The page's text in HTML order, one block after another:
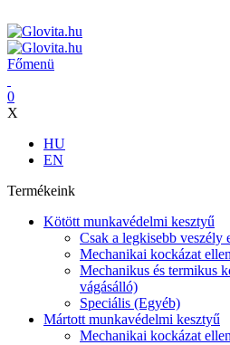
Főmenü
0
X
HU
EN
Termékeink
Kötött munkavédelmi kesztyű
Csak a legkisebb veszély
Mechanikai kockázat ellen
Mechanikus és termikus
vágásálló)
Speciális (Egyéb)
Mártott munkavédelmi kesztyű
Mechanikai kockázat ellen